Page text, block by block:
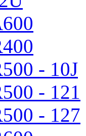
- 10J
- 121
- 127